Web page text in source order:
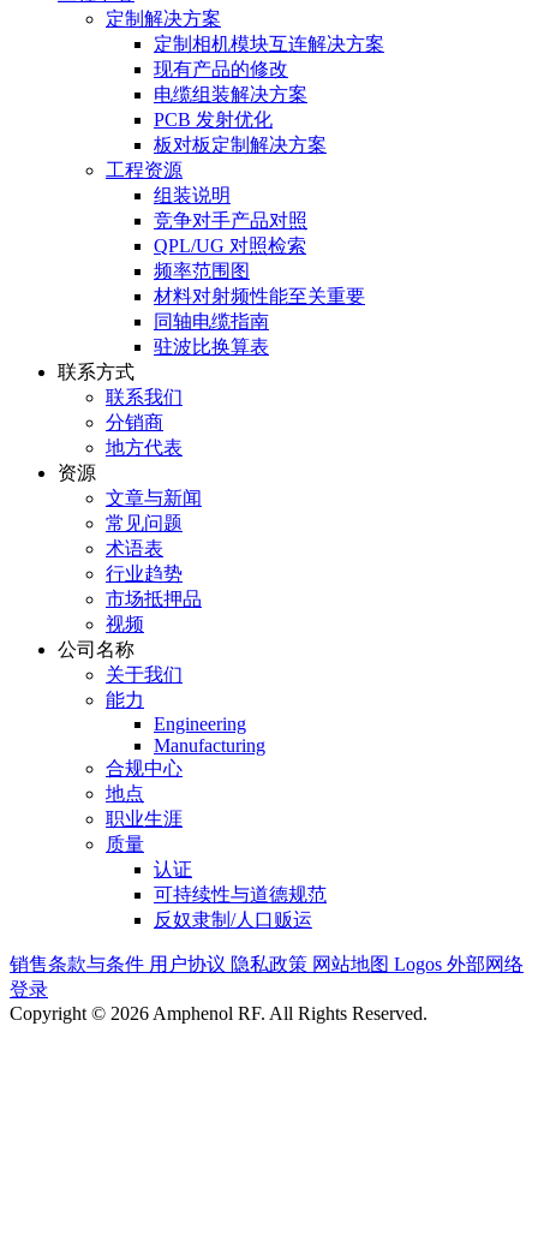
定制解决方案
定制相机模块互连解决方案
现有产品的修改
电缆组装解决方案
PCB 发射优化
板对板定制解决方案
工程资源
组装说明
竞争对手产品对照
QPL/UG 对照检索
频率范围图
材料对射频性能至关重要
同轴电缆指南
驻波比换算表
联系方式
联系我们
分销商
地方代表
资源
文章与新闻
常见问题
术语表
行业趋势
市场抵押品
视频
公司名称
关于我们
能力
Engineering
Manufacturing
合规中心
地点
职业生涯
质量
认证
可持续性与道德规范
反奴隶制/人口贩运
销售条款与条件 用户协议 隐私政策 网站地图 Logos 外部网络
登录
Copyright © 2026 Amphenol RF. All Rights Reserved.